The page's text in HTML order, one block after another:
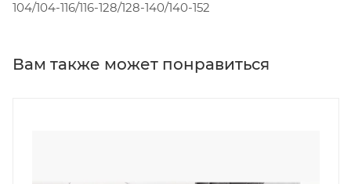
104/104-116/116-128/128-140/140-152
Вам также может понравиться